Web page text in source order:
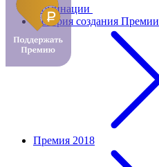
Номинации
История создания Премии
Премия 2018